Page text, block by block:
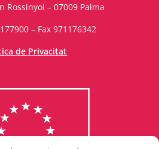
Rossinyol – 07009 Palma
– Fax 971176342
de Privacitat